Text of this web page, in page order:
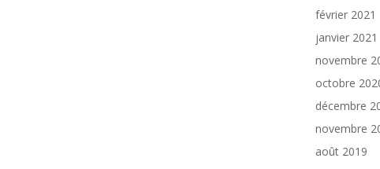
février 2021
janvier 2021
novembre
octobre
décembre
novembre
août 2019